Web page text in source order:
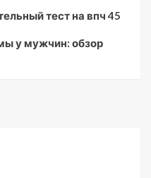
тест на впч 45
у мужчин: обзор